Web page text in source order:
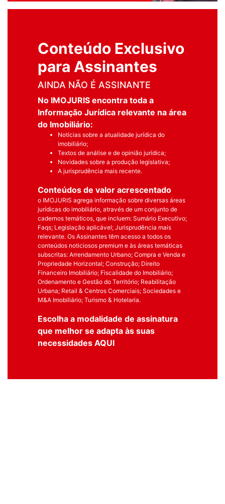
Conteúdo Exclusivo
para Assinantes
AINDA NÃO É ASSINANTE
No IMOJURIS encontra toda a
Informação Jurídica relevante na área
do Imobiliário:
Notícias sobre a atualidade jurídica do
imobiliário;
Textos de análise e de opinião jurídica;
Novidades sobre a produção legislativa;
A jurisprudência mais recente.
Conteúdos de valor acrescentado
o IMOJURIS agrega informação sobre diversas áreas
jurídicas do imobiliário, através de um conjunto de
cadernos temáticos, que incluem: Sumário Executivo;
Faqs; Legislação aplicável; Jurisprudência mais
relevante. Os Assinantes têm acesso a todos os
conteúdos noticiosos premium e às áreas temáticas
subscritas: Arrendamento Urbano; Compra e Venda e
Propriedade Horizontal; Construção; Direito
Financeiro Imobiliário; Fiscalidade do Imobiliário;
Ordenamento e Gestão do Território; Reabilitação
Urbana; Retail & Centros Comerciais; Sociedades e
M&A Imobiliário; Turismo & Hotelaria.
Escolha a modalidade de assinatura
que melhor se adapta às suas
necessidades AQUI